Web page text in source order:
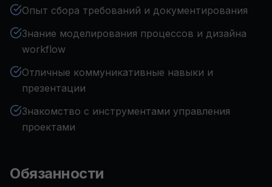
Опыт сбора требований и документирования
Знание моделирования процессов и дизайна
workflow
Отличные коммуникативные навыки и
презентации
Знакомство с инструментами управления
проектами
Обязанности